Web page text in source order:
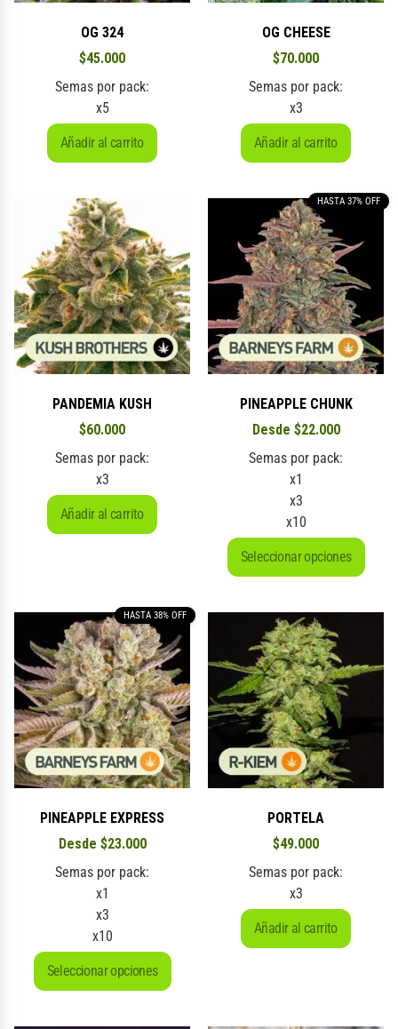
OG 324
$45.000
Semas por pack:
x5
Añadir al carrito
OG CHEESE
$70.000
Semas por pack:
x3
Añadir al carrito
PANDEMIA KUSH
$60.000
Semas por pack:
x3
Añadir al carrito
HASTA 37% OFF
PINEAPPLE CHUNK
Desde $22.000
Semas por pack:
x1
x3
x10
Seleccionar opciones
HASTA 38% OFF
PINEAPPLE EXPRESS
Desde $23.000
Semas por pack:
x1
x3
x10
Seleccionar opciones
PORTELA
$49.000
Semas por pack:
x3
Añadir al carrito